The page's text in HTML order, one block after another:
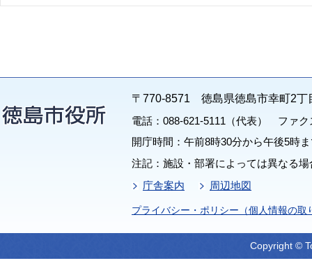
〒770-8571 徳島県徳島市幸町2丁
電話：088-621-5111（代表） ファク
開庁時間：午前8時30分から午後5時
注記：施設・部署によっては異なる
庁舎案内
周辺地図
プライバシー・ポリシー（個人情報の取
Copyright ©